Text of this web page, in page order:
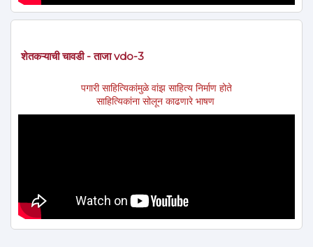
शेतकऱ्याची चावडी - ताजा vdo-3
पगारी साहित्यिकांमुळे वांझ साहित्य निर्माण होते
साहित्यिकांना सोलून काढणारे भाषण